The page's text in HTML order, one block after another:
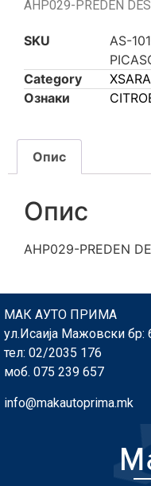
AHP029-PREDEN
SKU
AS-
Category
Ознаки
Опис
Опис
AHP029-PREDEN
МАК АУТО ПРИМА
ул.Исаија Мажовски бр:
тел: 02/2035 176
моб. 075 239 657
info@makautoprima.mk